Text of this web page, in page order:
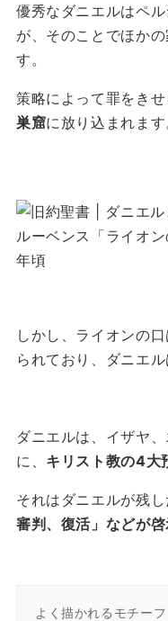
優秀なダニエルはペ
が、そのことでほか
す。
策略によって罪をきせ
巣窟に放り込まれます
ルーベンス「ライオ
年頃
しかし、ライオンの
られており、ダニエ
ダニエルは、イザヤ
に、 キリスト教の4大
それはダニエルが残し
審判、復活」などが啓
よく描かれるモチーフ